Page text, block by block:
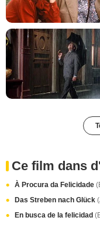
Ce film dans
À Procura da Felicidade
Das Streben nach Glück
En busca de la felicidad